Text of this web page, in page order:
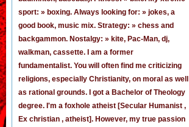
sport: » boxing. Always looking for: » jokes,a
good book,music mix. Strategy: » chess and
backgammon. Nostalgy: » kite, Pac-Man,dj,
walkman, cassette.I am a former
fundamentalist. You will often find me criticizing
religions, especially Christianity, on moral as well
as rational grounds. I got a Bachelor of Theology
degree. I'm a foxhole atheist [Secular Humanist ,
Ex christian , atheist]. However, my true passion